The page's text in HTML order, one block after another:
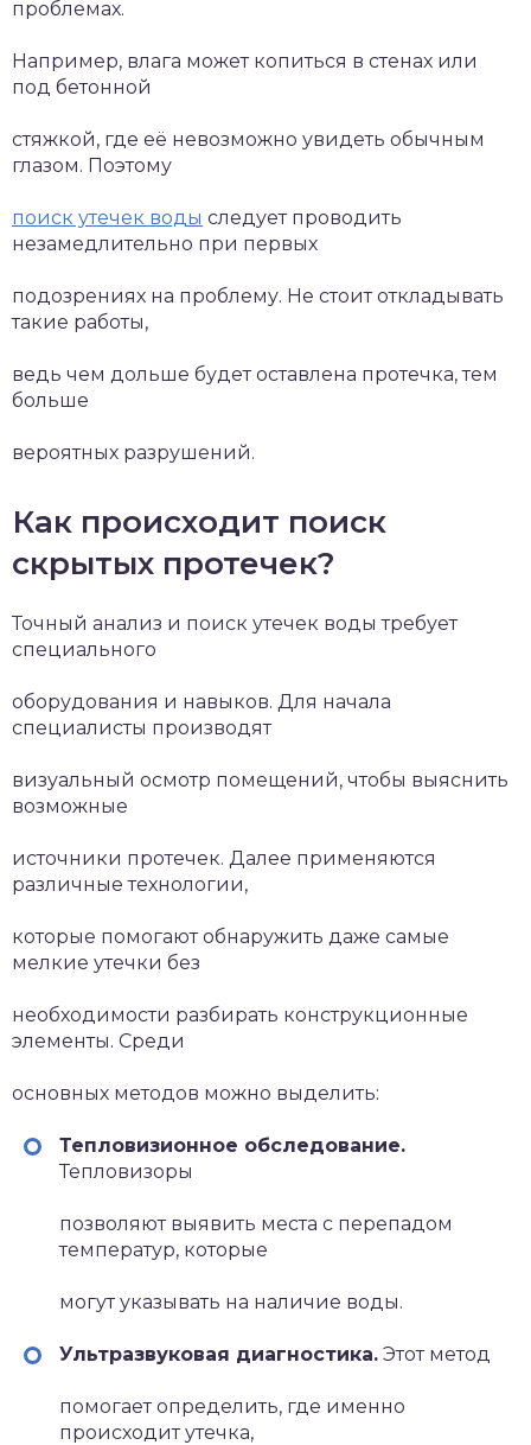
проблемах.
Например, влага может копиться в стенах или
под бетонной
стяжкой, где её невозможно увидеть обычным
глазом. Поэтому
поиск утечек воды следует проводить
незамедлительно при первых
подозрениях на проблему. Не стоит откладывать
такие работы,
ведь чем дольше будет оставлена протечка, тем
больше
вероятных разрушений.
Как происходит поиск
скрытых протечек?
Точный анализ и поиск утечек воды требует
специального
оборудования и навыков. Для начала
специалисты производят
визуальный осмотр помещений, чтобы выяснить
возможные
источники протечек. Далее применяются
различные технологии,
которые помогают обнаружить даже самые
мелкие утечки без
необходимости разбирать конструкционные
элементы. Среди
основных методов можно выделить:
Тепловизионное обследование.
Тепловизоры
позволяют выявить места с перепадом
температур, которые
могут указывать на наличие воды.
Ультразвуковая диагностика. Этот метод
помогает определить, где именно
происходит утечка,